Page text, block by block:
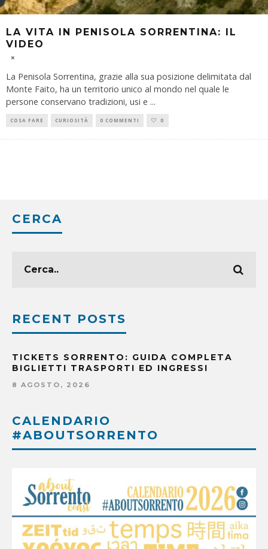
LA VITA IN PENISOLA SORRENTINA: IL
VIDEO
La Penisola Sorrentina, grazie alla sua posizione delimitata dal
Monte Faito, ha un territorio unico al mondo nel quale le
persone conservano tradizioni, usi e ...
COSA FARE CURIOSITÀ 0 COMMENTI 0
CERCA
RECENT POSTS
TICKETS SORRENTO: GUIDA COMPLETA
BIGLIETTI TRASPORTI ED INGRESSI
8 AGOSTO, 2026
CALENDARIO
#ABOUTSORRENTO